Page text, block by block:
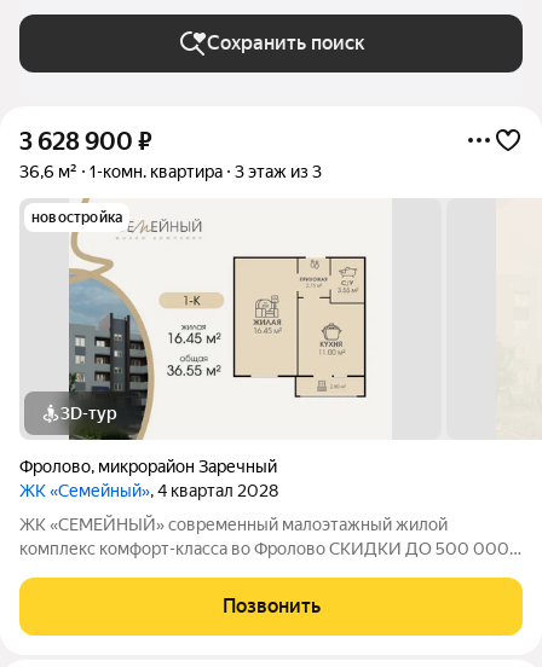
Сохранить поиск
3 628 900 ₽
36,6 м² 1-комн. квартира 3 этаж из 3
новостройка
3D-тур
Фролово, микрорайон Заречный
ЖК «Семейный», 4 квартал 2028
ЖК «СЕМЕЙНЫЙ» современный малоэтажный жилой
комплекс комфорт-класса во Фролово СКИДКИ ДО 500 000
продуманной современной планировкой: жилая площадь 16.45
Позвонить